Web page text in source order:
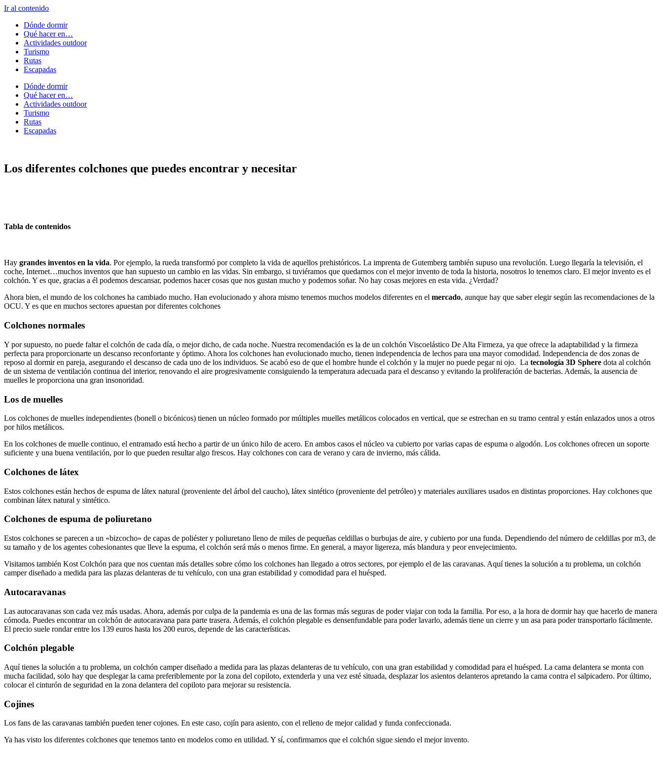
Ir al contenido
Dónde dormir
Qué hacer en…
Actividades outdoor
Turismo
Rutas
Escapadas
Dónde dormir
Qué hacer en…
Actividades outdoor
Turismo
Rutas
Escapadas
Los diferentes colchones que puedes encontrar y necesitar
Tabla de contenidos
Hay grandes inventos en la vida. Por ejemplo, la rueda transformó por completo la vida de aquellos prehistóricos. La imprenta de Gutemberg también supuso una revolución. Luego llegaría la televisión, el
coche, Internet…muchos inventos que han supuesto un cambio en las vidas. Sin embargo, si tuviéramos que quedarnos con el mejor invento de toda la historia, nosotros lo tenemos claro. El mejor invento es el
colchón. Y es que, gracias a él podemos descansar, podemos hacer cosas que nos gustan mucho y podemos soñar. No hay cosas mejores en esta vida. ¿Verdad?
Ahora bien, el mundo de los colchones ha cambiado mucho. Han evolucionado y ahora mismo tenemos muchos modelos diferentes en el mercado, aunque hay que saber elegir según las recomendaciones de la
OCU. Y es que en muchos sectores apuestan por diferentes colchones
Colchones normales
Y por supuesto, no puede faltar el colchón de cada día, o mejor dicho, de cada noche. Nuestra recomendación es la de un colchón Viscoelástico De Alta Firmeza, ya que ofrece la adaptabilidad y la firmeza
perfecta para proporcionarte un descanso reconfortante y óptimo. Ahora los colchones han evolucionado mucho, tienen independencia de lechos para una mayor comodidad. Independencia de dos zonas de
reposo al dormir en pareja, asegurando el descanso de cada uno de los individuos. Se acabó eso de que el hombre hunde el colchón y la mujer no puede pegar ni ojo. La tecnología 3D Sphere dota al colchón
de un sistema de ventilación continua del interior, renovando el aire progresivamente consiguiendo la temperatura adecuada para el descanso y evitando la proliferación de bacterias. Además, la ausencia de
muelles le proporciona una gran insonoridad.
Los de muelles
Los colchones de muelles independientes (bonell o bicónicos) tienen un núcleo formado por múltiples muelles metálicos colocados en vertical, que se estrechan en su tramo central y están enlazados unos a otros
por hilos metálicos.
En los colchones de muelle continuo, el entramado está hecho a partir de un único hilo de acero. En ambos casos el núcleo va cubierto por varias capas de espuma o algodón. Los colchones ofrecen un soporte
suficiente y una buena ventilación, por lo que pueden resultar algo frescos. Hay colchones con cara de verano y cara de invierno, más cálida.
Colchones de látex
Estos colchones están hechos de espuma de látex natural (proveniente del árbol del caucho), látex sintético (proveniente del petróleo) y materiales auxiliares usados en distintas proporciones. Hay colchones que
combinan látex natural y sintético.
Colchones de espuma de poliuretano
Estos colchones se parecen a un «bizcocho» de capas de poliéster y poliuretano lleno de miles de pequeñas celdillas o burbujas de aire, y cubierto por una funda. Dependiendo del número de celdillas por m3, de
su tamaño y de los agentes cohesionantes que lleve la espuma, el colchón será más o menos firme. En general, a mayor ligereza, más blandura y peor envejecimiento.
Visitamos también Kost Colchón para que nos cuentan más detalles sobre cómo los colchones han llegado a otros sectores, por ejemplo el de las caravanas. Aquí tienes la solución a tu problema, un colchón
camper diseñado a medida para las plazas delanteras de tu vehículo, con una gran estabilidad y comodidad para el huésped.
Autocaravanas
Las autocaravanas son cada vez más usadas. Ahora, además por culpa de la pandemia es una de las formas más seguras de poder viajar con toda la familia. Por eso, a la hora de dormir hay que hacerlo de manera
cómoda. Puedes encontrar un colchón de autocaravana para parte trasera. Además, el colchón plegable es densenfundable para poder lavarlo, además tiene un cierre y un asa para poder transportarlo fácilmente.
El precio suele rondar entre los 139 euros hasta los 200 euros, depende de las características.
Colchón plegable
Aquí tienes la solución a tu problema, un colchón camper diseñado a medida para las plazas delanteras de tu vehículo, con una gran estabilidad y comodidad para el huésped. La cama delantera se monta con
mucha facilidad, solo hay que desplegar la cama preferiblemente por la zona del copiloto, extenderla y una vez esté situada, desplazar los asientos delanteros apretando la cama contra el salpicadero. Por último,
colocar el cinturón de seguridad en la zona delantera del copiloto para mejorar su resistencia.
Cojines
Los fans de las caravanas también pueden tener cojones. En este caso, cojín para asiento, con el relleno de mejor calidad y funda confeccionada.
Ya has visto los diferentes colchones que tenemos tanto en modelos como en utilidad. Y sí, confirmamos que el colchón sigue siendo el mejor invento.